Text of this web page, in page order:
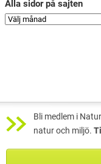
Alla sidor på sajten
Bli medlem i
natur och miljö.